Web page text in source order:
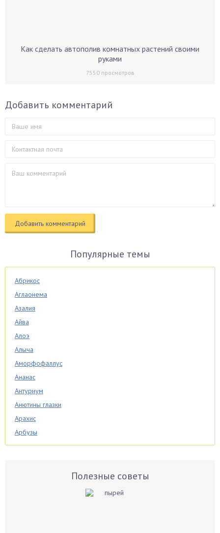
Как сделать автополив комнатных растений своими
руками
7550просмотров
Добавить комментарий
Популярные темы
Абрикос
Аглаонема
Азалия
Айва
Алоэ
Алыча
Аморфофаллус
Ананас
Антуриум
Анютины глазки
Арахис
Арбузы
Аспарагус
Полезные советы